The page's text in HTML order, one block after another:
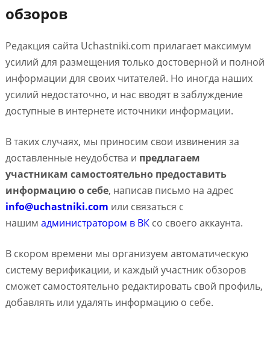
обзоров
Редакция сайта Uchastniki.com прилагает максимум
усилий для размещения только достоверной и полной
информации для своих читателей. Но иногда наших
усилий недостаточно, и нас вводят в заблуждение
доступные в интернете источники информации.
В таких случаях, мы приносим свои извинения за
доставленные неудобства и предлагаем
участникам самостоятельно предоставить
информацию о себе, написав письмо на адрес
info@uchastniki.com или связаться с
нашим администратором в ВКсо своего аккаунта.
В скором времени мы организуем автоматическую
систему верификации, и каждый участник обзоров
сможет самостоятельно редактировать свой профиль,
добавлять или удалять информацию о себе.